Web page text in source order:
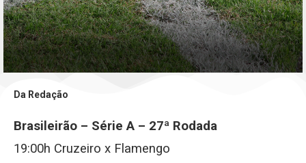
Da Redação
Brasileirão – Série A – 27ª Rodada
19:00h Cruzeiro x Flamengo